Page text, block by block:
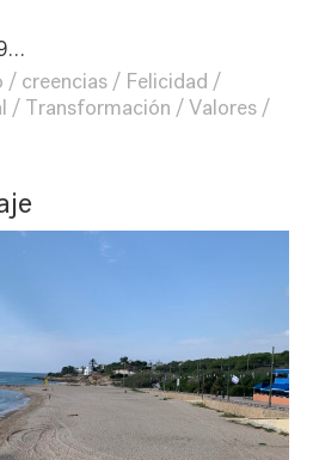
creencias
Felicidad
Transformación
Valores